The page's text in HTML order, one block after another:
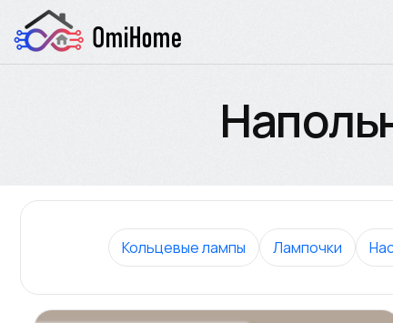
Кольцевые лампы Лампочки